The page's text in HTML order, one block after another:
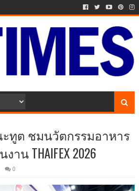
ทูต ชมนวัตกรรมอาหาร
าน THAIFEX 2026
0